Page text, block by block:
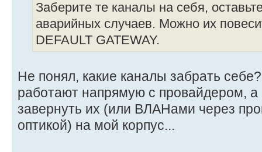
Заберите те каналы на себя,
аварийных случаев. Можно их
DEFAULT GATEWAY.
Не понял, какие каналы забрать
работают напрямую с провайдером,
завернуть их (или ВЛАНами через
оптикой) на мой корпус...